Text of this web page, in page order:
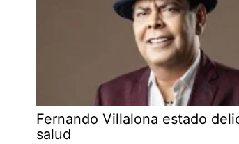
Fernando Villalona estado
salud